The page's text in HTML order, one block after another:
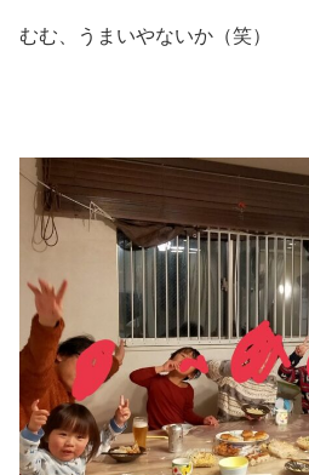
むむ、うまいやないか（笑）